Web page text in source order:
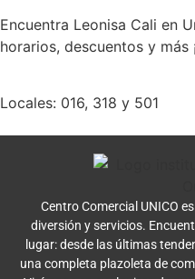
Encuentra Leonisa Cali en
horarios, descuentos y más
Locales: 016, 318 y 501
Centro Comercial UNICO
diversión y servicios.
lugar: desde las últimas
una completa plazoleta de